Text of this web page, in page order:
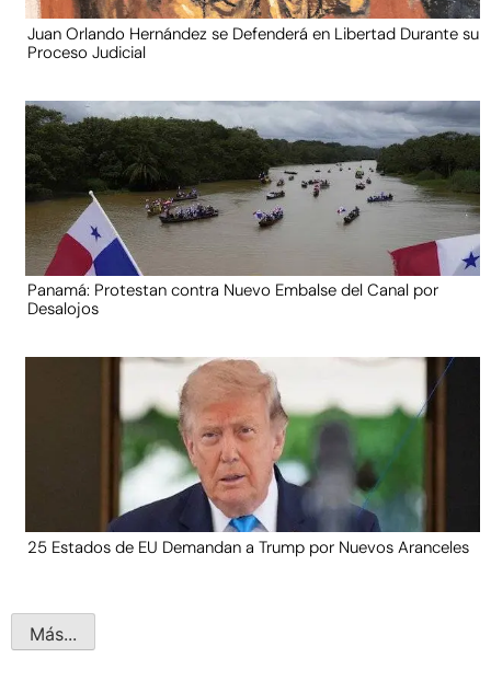
Juan Orlando Hernández se Defenderá en Libertad Durante su
Proceso Judicial
Panamá: Protestan contra Nuevo Embalse del Canal por
Desalojos
25 Estados de EU Demandan a Trump por Nuevos Aranceles
Más...